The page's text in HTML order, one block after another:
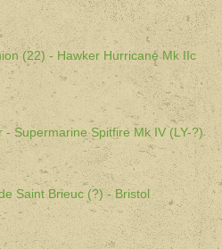
(22) - Hawker Hurricane Mk IIc
Supermarine Spitfire Mk IV (LY-?)
Saint Brieuc (?) - Bristol